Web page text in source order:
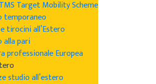
Target Mobility Scheme
temporaneo
tirocini all’Estero
alla pari
professionale Europea
studio all’estero